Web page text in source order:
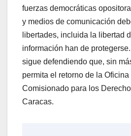
fuerzas democráticas
y medios de comunicación
libertades, incluida la libertad
información han de
sigue defendiendo que, sin
permita el retorno de la Oficina
Comisionado para los
Caracas.